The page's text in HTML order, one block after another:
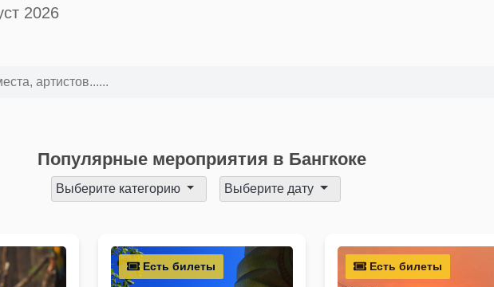
2026
Популярные мероприятия в Бангкоке
Выберите категорию Выберите дату
Есть билеты Есть билеты